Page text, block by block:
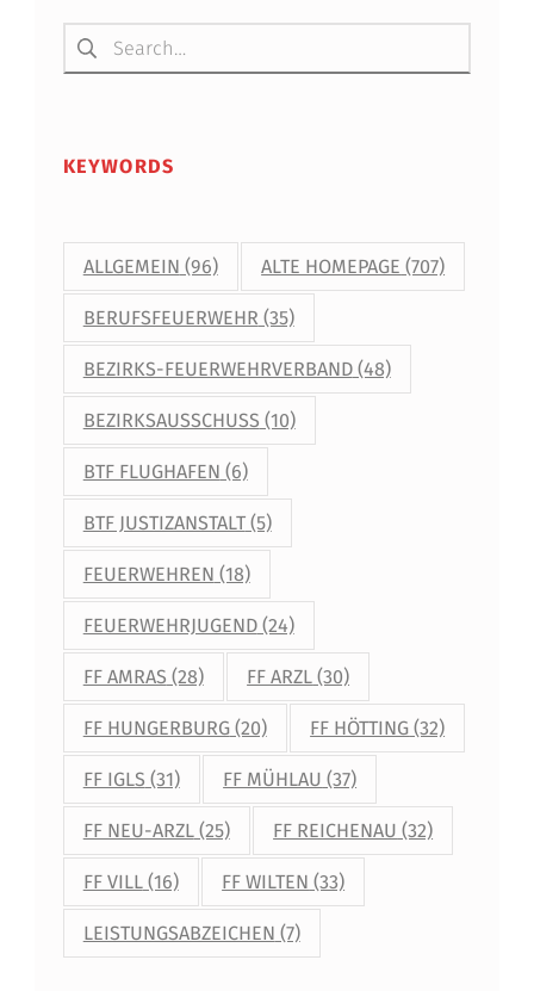
U
G
S
A
F
-
A
B
E
I
M
M
A
E
S
T
Suchen nach:
KEYWORDS
ALLGEMEIN (96) ALTE HOMEPAGE (707)
BERUFSFEUERWEHR (35)
BEZIRKS-FEUERWEHRVERBAND(48)
BEZIRKSAUSSCHUSS (10)
BTF FLUGHAFEN (6)
BTF JUSTIZANSTALT(5)
FEUERWEHREN (18)
FEUERWEHRJUGEND(24)
FF AMRAS (28) FF ARZL (30)
FF HUNGERBURG(20) FF HÖTTING (32)
FF IGLS (31) FF MÜHLAU (37)
FF NEU-ARZL(25) FF REICHENAU (32)
FF VILL(16) FF WILTEN (33)
LEISTUNGSABZEICHEN (7)